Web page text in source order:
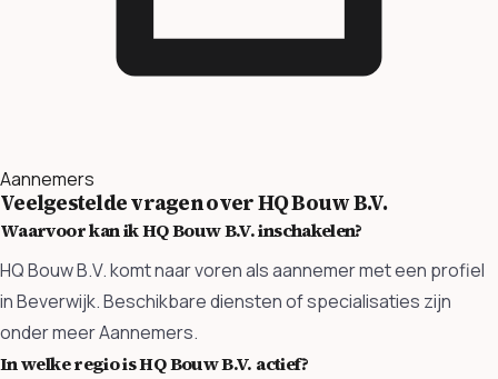
Aannemers
Veelgestelde vragen over HQ Bouw B.V.
Waarvoor kan ik HQ Bouw B.V. inschakelen?
HQ Bouw B.V. komt naar voren als aannemer met een profiel
in Beverwijk. Beschikbare diensten of specialisaties zijn
onder meer Aannemers.
In welke regio is HQ Bouw B.V. actief?